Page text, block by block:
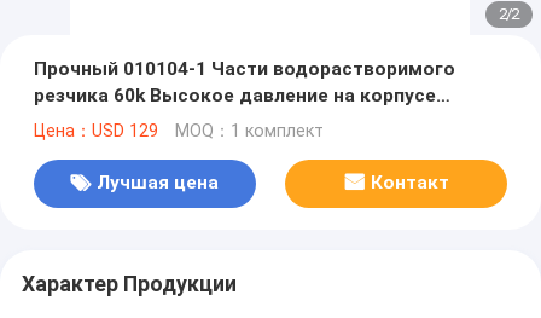
2/2
Прочный 010104-1 Части водорастворимого
резчика 60k Высокое давление на корпусе
клапана
Цена：USD 129 MOQ：1 комплект
Лучшая цена Контакт
Характер Продукции